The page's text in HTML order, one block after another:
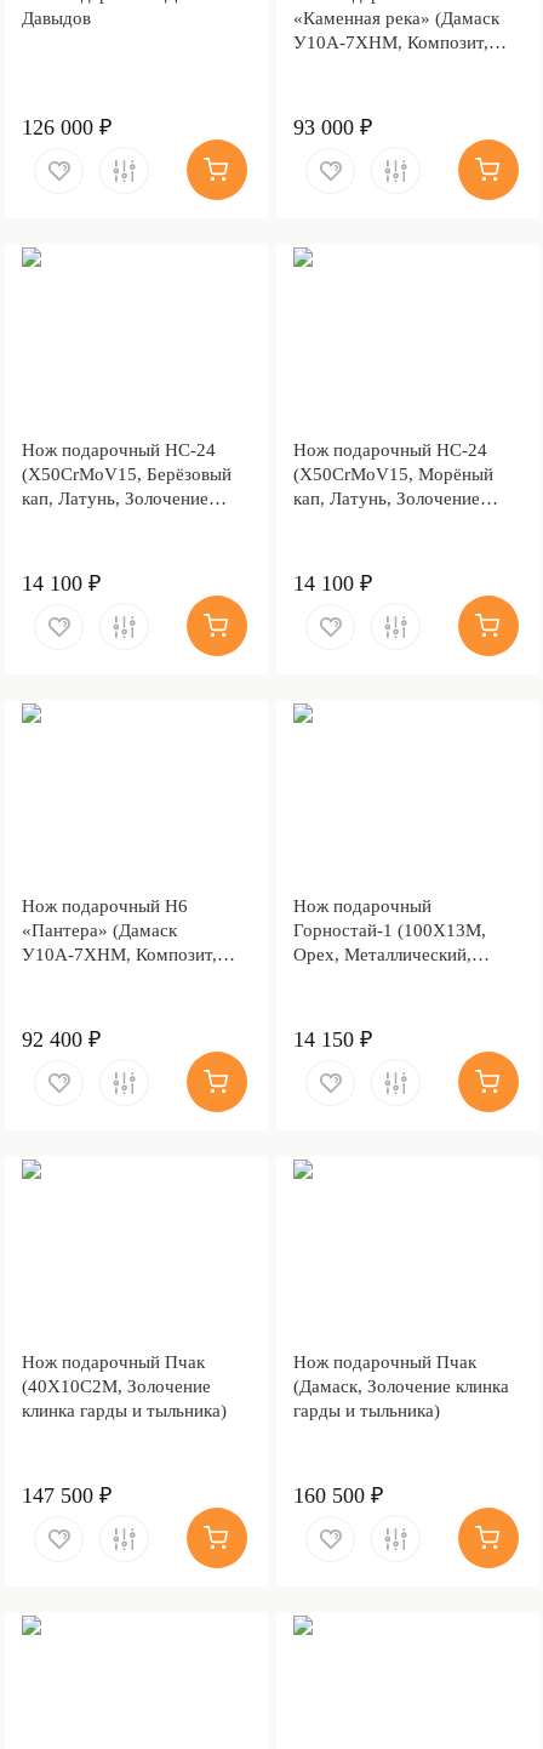
Давыдов
126 000 ₽
«Каменная река» (Дамаск
У10А-7ХНМ, Композит,
93 000 ₽
Нож подарочный НС-24
(X50CrMoV15, Берёзовый
кап, Латунь, Золочение
14 100 ₽
Нож подарочный НС-24
(X50CrMoV15, Морёный
кап, Латунь, Золочение
14 100 ₽
Нож подарочный Н6
«Пантера» (Дамаск
У10А-7ХНМ, Композит,
92 400 ₽
Нож подарочный
Горностай-1 (100Х13М,
Орех, Металлический,
14 150 ₽
Нож подарочный Пчак
(40Х10С2М, Золочение
клинка гарды и тыльника)
147 500 ₽
Нож подарочный Пчак
(Дамаск, Золочение клинка
гарды и тыльника)
160 500 ₽